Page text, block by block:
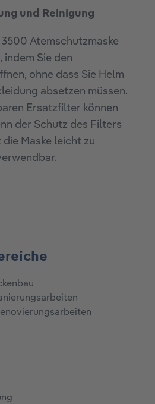
und Reinigung
Atemschutzmaske
indem Sie den
ohne dass Sie Helm
absetzen müssen.
Ersatzfilter können
der Schutz des Filters
Maske leicht zu